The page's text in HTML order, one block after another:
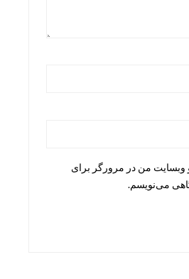
وبسایت من در مرورگر برای
می‌نویسم.